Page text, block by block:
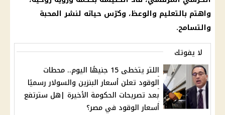
واهتم بالتعليم والوعظ، وكرّس حياته لنشر المحبة
والتسامح.
لا يفوتك
اللتر يتخطى 15 جنيهًا اليوم.. محطات
الوقود تعلن أسعار البنزين والسولار رسميًا
بعد تصريحات الحكومة الأخيرة |هل سترتفع
أسعار الوقود في مصر؟